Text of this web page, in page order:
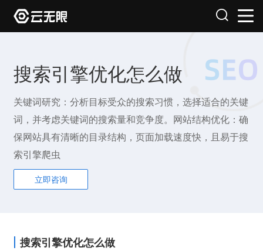
搜索引擎优化怎么做
关键词研究：分析目标受众的搜索习惯，选择适合的关键
词，并考虑关键词的搜索量和竞争度。网站结构优化：确
保网站具有清晰的目录结构，页面加载速度快，且易于搜
索引擎爬虫
立即咨询
搜索引擎优化怎么做